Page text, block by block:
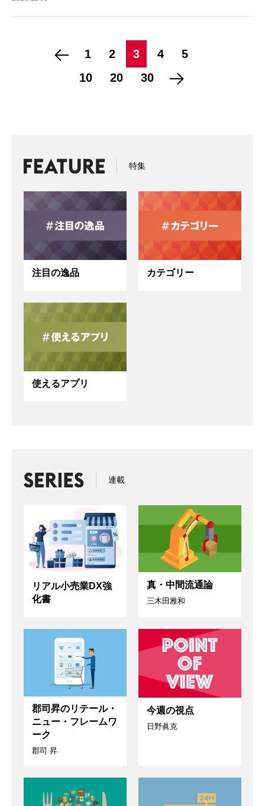
1 2 3 4
5
10
20 30
特集
注目の逸品 カテゴリー
使えるアプリ
連載
リアル小売業DX強
化書
真・中間流通論
三木田雅和
郡司昇のリテール・
ニュー・フレームワ
ーク
郡司 昇
今週の視点
日野眞克